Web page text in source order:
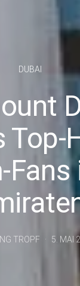
DUBAI
Top-
Fans
TROPF 5. MAI